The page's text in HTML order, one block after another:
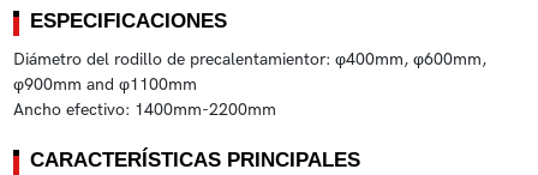
ESPECIFICACIONES
Diámetro del rodillo de precalentamientor: φ400mm, φ600mm,
φ900mm and φ1100mm
Ancho efectivo: 1400mm-2200mm
CARACTERÍSTICAS PRINCIPALES